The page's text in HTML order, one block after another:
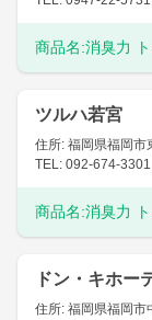
商品名:消臭力
ツルハ若宮
住所: 福岡県福岡市
TEL: 092-674-3301
商品名:消臭力
ドン・キホー
住所: 福岡県福岡市